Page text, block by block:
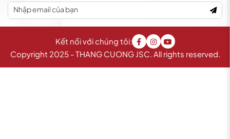
Copyright 2025 - THANG CUONG JSC. All rights reserved.
Kết nối với chúng tôi: